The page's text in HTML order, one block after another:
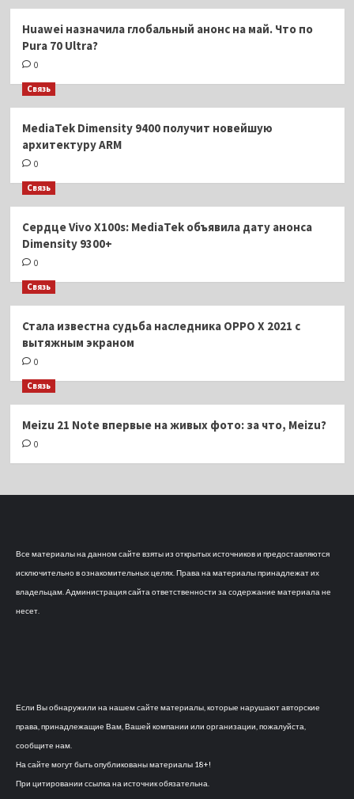
Huawei назначила глобальный анонс на май. Что по
Pura 70 Ultra?
0
Связь
MediaTek Dimensity 9400 получит новейшую
архитектуру ARM
0
Связь
Сердце Vivo X100s: MediaTek объявила дату анонса
Dimensity 9300+
0
Связь
Стала известна судьба наследника OPPO X 2021 с
вытяжным экраном
0
Связь
Meizu 21 Note впервые на живых фото: за что, Meizu?
0
Все материалы на данном сайте взяты из открытых источников и предоставляются
исключительно в ознакомительных целях. Права на материалы принадлежат их
владельцам. Администрация сайта ответственности за содержание материала не
несет.
Если Вы обнаружили на нашем сайте материалы, которые нарушают авторские
права, принадлежащие Вам, Вашей компании или организации, пожалуйста,
сообщите нам.
На сайте могут быть опубликованы материалы 18+!
При цитировании ссылка на источник обязательна.